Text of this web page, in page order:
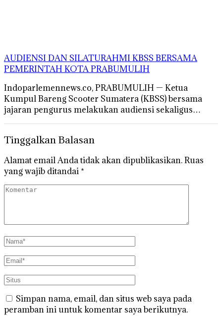
AUDIENSI DAN SILATURAHMI KBSS BERSAMA
PEMERINTAH KOTA PRABUMULIH
Indoparlemennews.co, PRABUMULIH — Ketua
Kumpul Bareng Scooter Sumatera (KBSS) bersama
jajaran pengurus melakukan audiensi sekaligus…
Tinggalkan Balasan
Alamat email Anda tidak akan dipublikasikan.Ruas
yang wajib ditandai *
Simpan nama, email, dan situs web saya pada
peramban ini untuk komentar saya berikutnya.